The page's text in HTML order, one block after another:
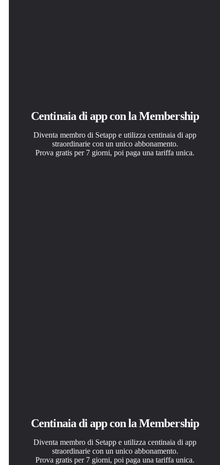
Centinaia di app con la Membership
Diventa membro di Setapp e utilizza centinaia di app
straordinarie con un unico abbonamento.
Prova gratis per 7 giorni, poi paga una tariffa unica.
Centinaia di app con la Membership
Diventa membro di Setapp e utilizza centinaia di app
straordinarie con un unico abbonamento.
Prova gratis per 7 giorni, poi paga una tariffa unica.